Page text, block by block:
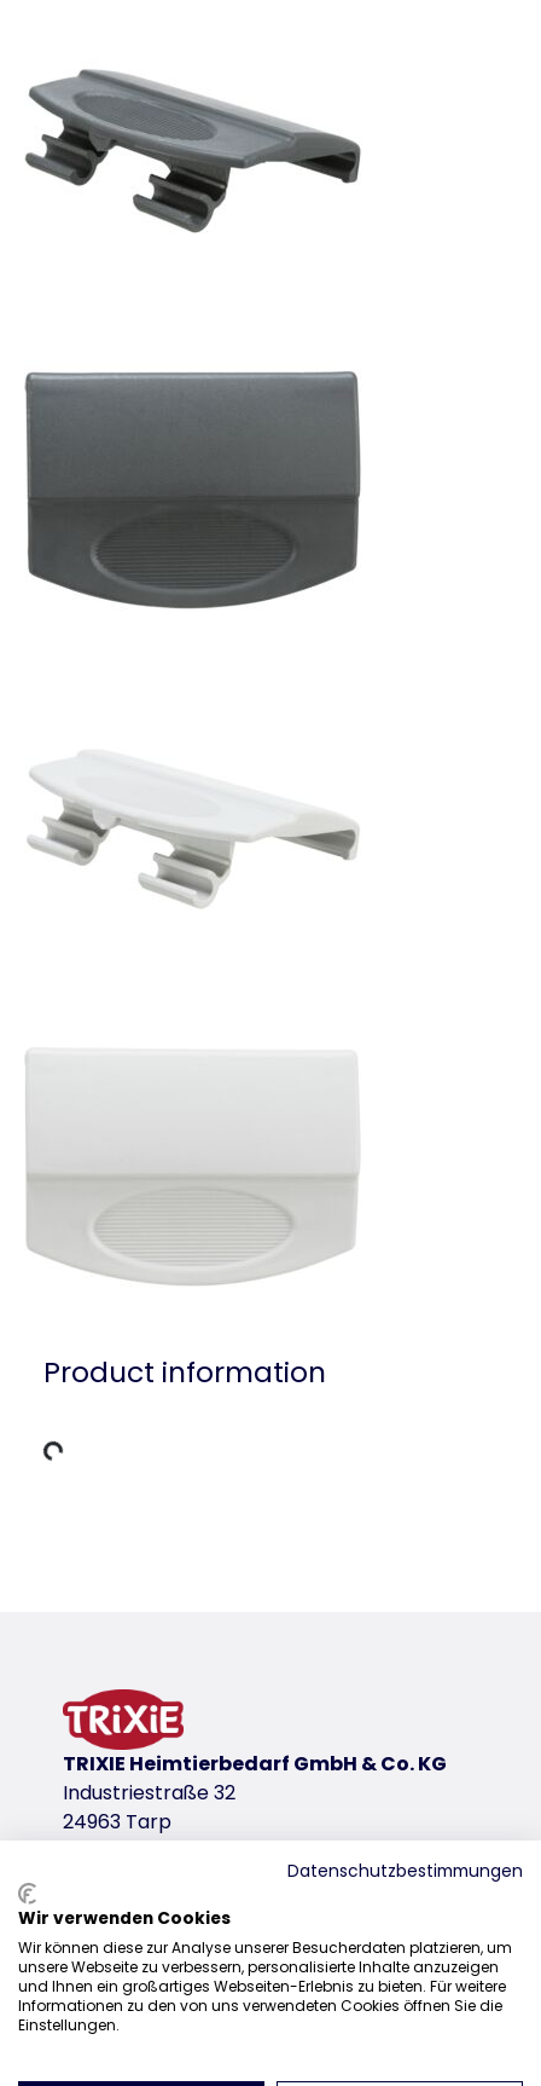
Product information
Data
product variant: unique product number
Colour
grey
for item
39805, 39806, 39807
product variant: unique product number
Colour
dark grey
product variant: unique product number
TRIXIE Heimtierbedarf GmbH & Co. KG
Industriestraße 32
24963 Tarp
Sales
0207 1542940
sales@trixieuk.uk
Datenschutzbestimmungen
Wir verwenden Cookies
Wir können diese zur Analyse unserer Besucherdaten platzieren, um
unsere Webseite zu verbessern, personalisierte Inhalte anzuzeigen
und Ihnen ein großartiges Webseiten-Erlebnis zu bieten. Für weitere
Informationen zu den von uns verwendeten Cookies öffnen Sie die
Einstellungen.